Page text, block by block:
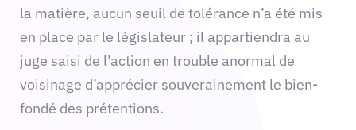
la matière, aucun seuil de tolérance n’a été mis
en place par le législateur ; il appartiendra au
juge saisi de l’action en trouble anormal de
voisinage d’apprécier souverainement le bien-
fondé des prétentions.